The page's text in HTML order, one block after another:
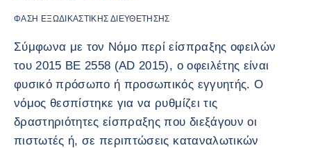
ΦΆΣΗ ΕΞΩΔΙΚΑΣΤΙΚΉΣ ΔΙΕΥΘΈΤΗΣΗΣ
Σύμφωνα με τον Νόμο περί είσπραξης οφειλών
του 2015 BE 2558 (AD 2015), ο οφειλέτης είναι
φυσικό πρόσωπο ή προσωπικός εγγυητής. Ο
νόμος θεσπίστηκε για να ρυθμίζει τις
δραστηριότητες είσπραξης που διεξάγουν οι
πιστωτές ή, σε περιπτώσεις καταναλωτικών